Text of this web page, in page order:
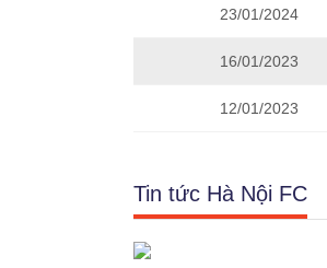
23/01/2024
16/01/2023
12/01/2023
Tin tức Hà Nội FC